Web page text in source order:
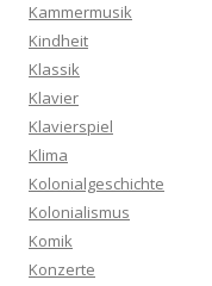
Kammermusik
Kindheit
Klassik
Klavier
Klavierspiel
Klima
Kolonialgeschichte
Kolonialismus
Komik
Konzerte